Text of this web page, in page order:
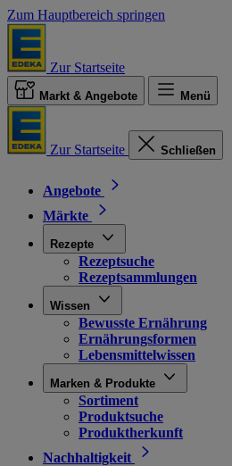
Zum Hauptbereich springen
Zur Startseite
Markt & Angebote Menü
Zur Startseite Schließen
Angebote
Märkte
Rezepte
Rezeptsuche
Rezeptsammlungen
Wissen
Bewusste Ernährung
Ernährungsformen
Lebensmittelwissen
Marken & Produkte
Sortiment
Produktsuche
Produktherkunft
Nachhaltigkeit